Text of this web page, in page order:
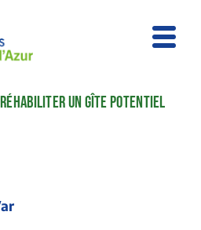
RÉHABILITER UN GÎTE POTENTIEL